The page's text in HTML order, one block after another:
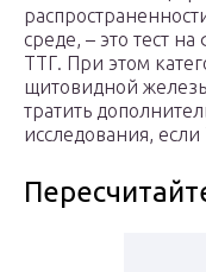
среде, – это тест
ТТГ. При этом
щитовидной
тратить
исследования,